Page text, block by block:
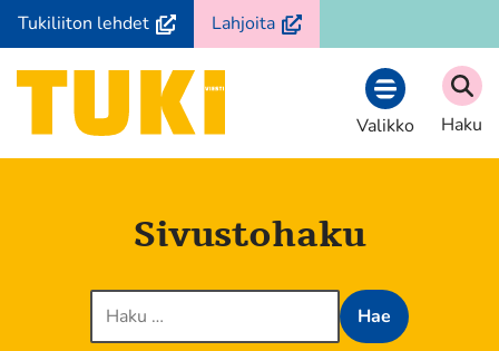
Siirry
sisältöön
Tukiliiton lehdet(avautuu
uuteen
ikkunaan,
siirryt
toiseen
Lahjoita(avautuu
uuteen
Etusivu
Valikko
Haku
Sivustohaku
Haku: